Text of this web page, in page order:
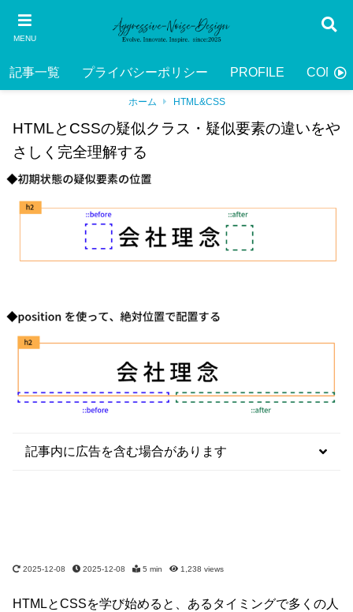
MENU
記事一覧 プライバシーポリシー PROFILE
ホーム HTML&CSS
HTMLとCSSの疑似クラス・疑似要素の違いをや
さしく完全理解する
2025-12-08 2025-12-08 5 min 1,238 views
記事内に広告を含む場合があります
HTMLとCSSを学び始めると、あるタイミングで多くの人